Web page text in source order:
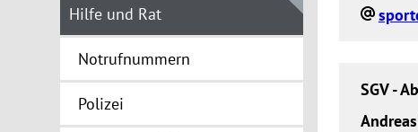
Hilfe und Rat
Notrufnummern
Polizei
SGV -